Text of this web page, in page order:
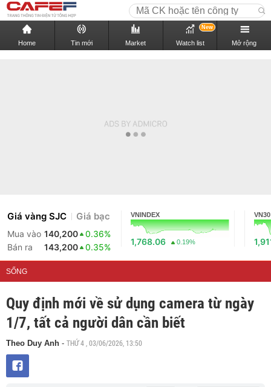
Home Tin mới Market Watch list
New
Mở rộng
Giá vàng SJC Giá bạc
Mua vào 140,200
0.36%
Bán ra
143,200 0.35%
VNINDEX
1,768.06 0.19%
VN30
SỐNG
Quy định mới về sử dụng camera từ ngày
1/7, tất cả người dân cần biết
Theo Duy Anh - THỨ 4 , 03/06/2026, 13:50